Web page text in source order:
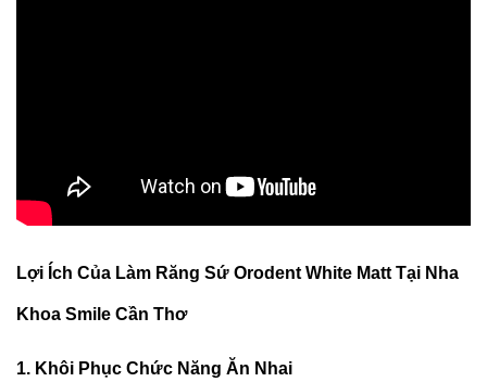
Lợi Ích Của Làm Răng Sứ Orodent White Matt Tại Nha
Khoa Smile Cần Thơ
1. Khôi Phục Chức Năng Ăn Nhai